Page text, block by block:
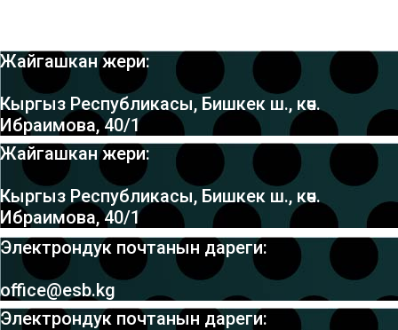
Жайгашкан жери:
Кыргыз Республикасы, Бишкек ш., көч.
Ибраимова, 40/1
Жайгашкан жери:
Кыргыз Республикасы, Бишкек ш., көч.
Ибраимова, 40/1
Электрондук почтанын дареги:
office@esb.kg
Электрондук почтанын дареги: